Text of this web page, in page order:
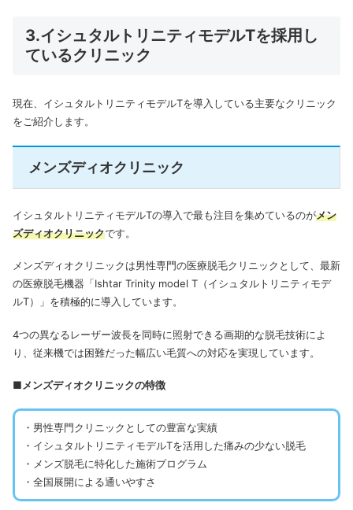
3.イシュタルトリニティモデルTを採用し
ているクリニック
現在、イシュタルトリニティモデルTを導入している主要なクリニック
をご紹介します。
メンズディオクリニック
イシュタルトリニティモデルTの導入で最も注目を集めているのがメン
ズディオクリニックです。
メンズディオクリニックは男性専門の医療脱毛クリニックとして、最新
の医療脱毛機器「Ishtar Trinity model T（イシュタルトリニティモデ
ルT）」を積極的に導入しています。
4つの異なるレーザー波長を同時に照射できる画期的な脱毛技術によ
り、従来機では困難だった幅広い毛質への対応を実現しています。
■メンズディオクリニックの特徴
・男性専門クリニックとしての豊富な実績
・イシュタルトリニティモデルTを活用した痛みの少ない脱毛
・メンズ脱毛に特化した施術プログラム
・全国展開による通いやすさ